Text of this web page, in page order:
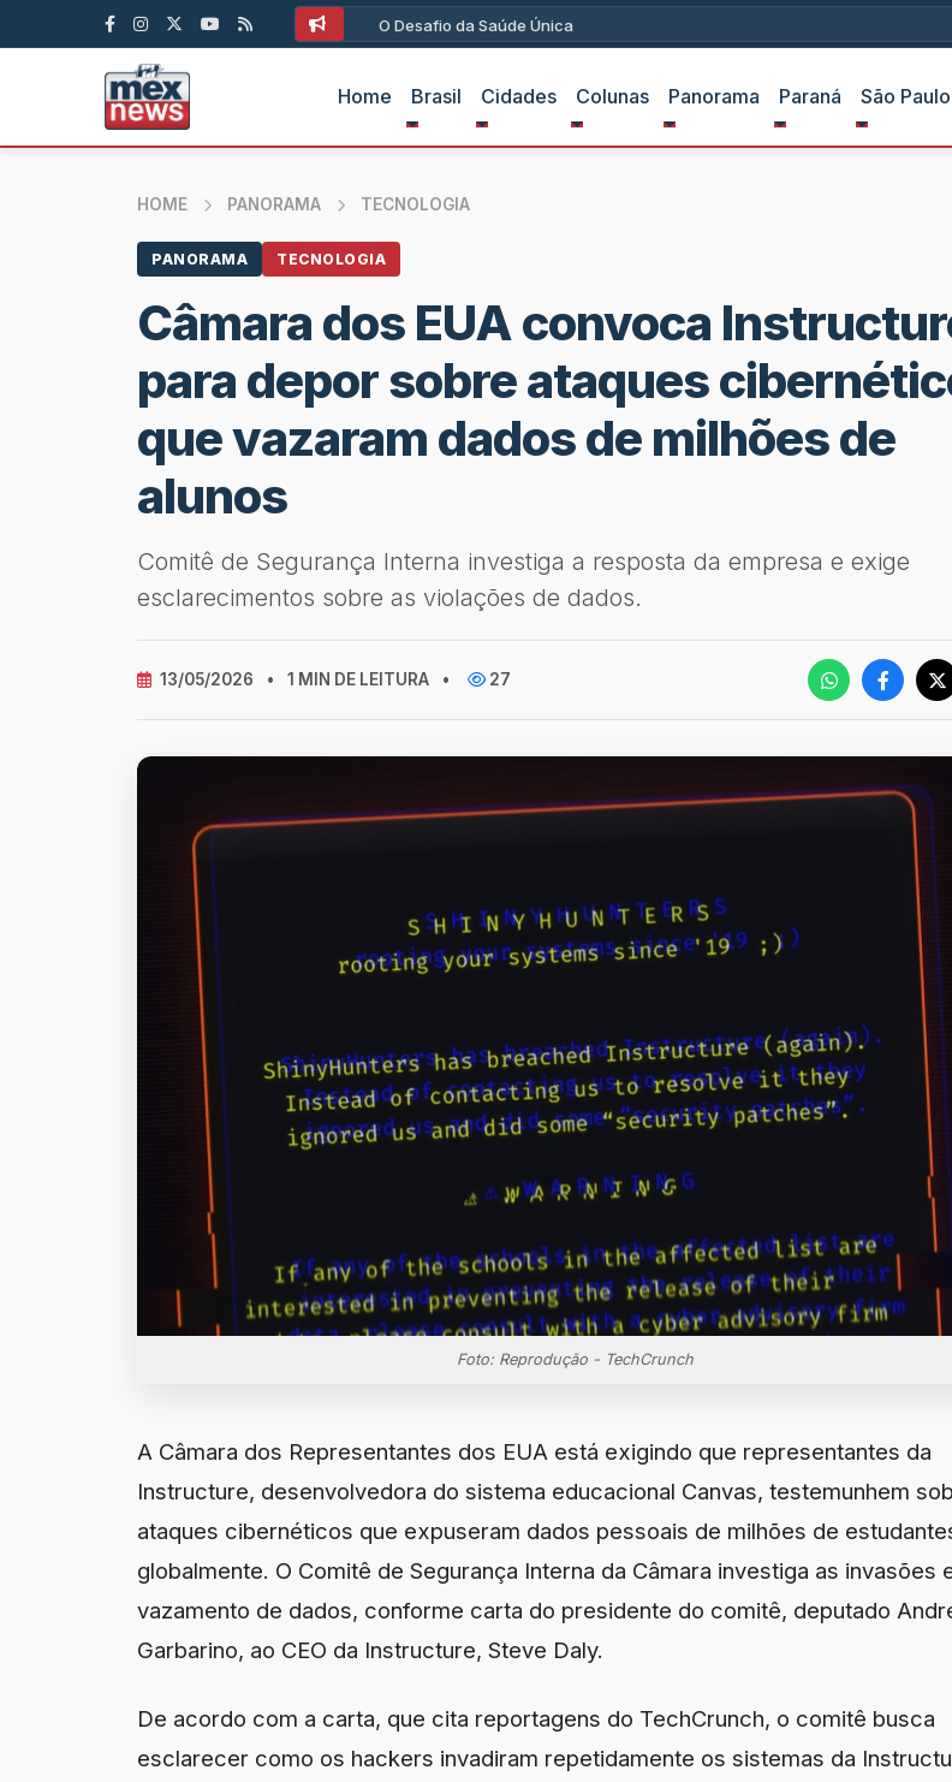
O Desafio da Saúde Única
Home Brasil Cidades Colunas Panorama Paraná São Paulo
HOME PANORAMA TECNOLOGIA
PANORAMA TECNOLOGIA
Câmara dos EUA convoca
para depor sobre ataques
que vazaram dados de milhões de
alunos
Comitê de Segurança Interna investiga a resposta da empresa e exige
esclarecimentos sobre as violações de dados.
13/05/2026 • 1 MIN DE LEITURA • 27
Foto: Reprodução - TechCrunch
A Câmara dos Representantes dos EUA está exigindo que representantes da
Instructure, desenvolvedora do sistema educacional Canvas, testemunhem
ataques cibernéticos que expuseram dados pessoais de milhões de
globalmente. O Comitê de Segurança Interna da Câmara investiga as invasões
vazamento de dados, conforme carta do presidente do comitê, deputado
Garbarino, ao CEO da Instructure, Steve Daly.
De acordo com a carta, que cita reportagens do TechCrunch, o comitê busca
esclarecer como os hackers invadiram repetidamente os sistemas da